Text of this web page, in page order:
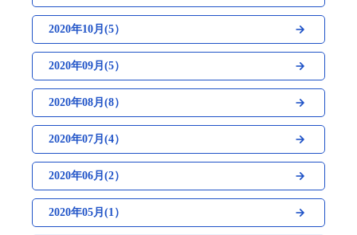
2020年10月(5）
2020年09月(5）
2020年08月(8）
2020年07月(4）
2020年06月(2）
2020年05月(1）